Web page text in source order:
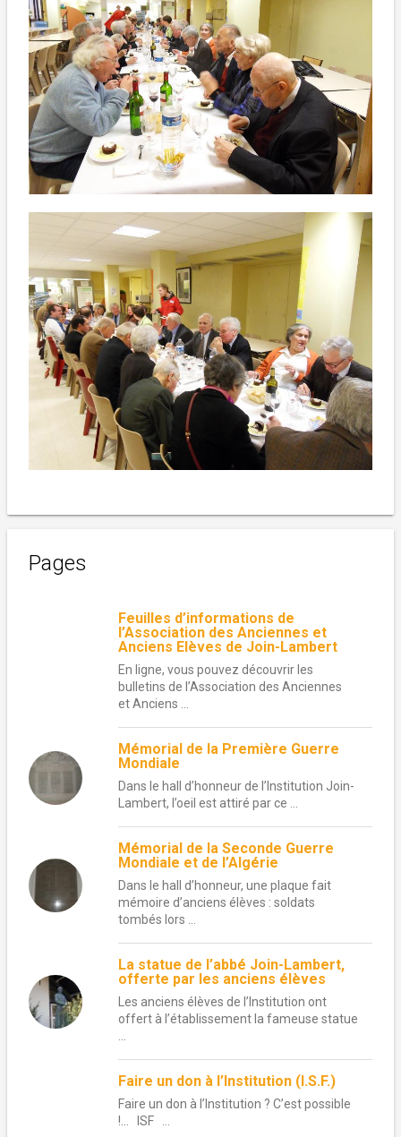
Pages
Feuilles d’informations de
l’Association des Anciennes et
Anciens Elèves de Join-Lambert
En ligne, vous pouvez découvrir les
bulletins de l’Association des Anciennes
et Anciens ...
Mémorial de la Première Guerre
Mondiale
Dans le hall d’honneur de l’Institution Join-
Lambert, l’oeil est attiré par ce ...
Mémorial de la Seconde Guerre
Mondiale et de l’Algérie
Dans le hall d’honneur, une plaque fait
mémoire d’anciens élèves : soldats
tombés lors ...
La statue de l’abbé Join-Lambert,
offerte par les anciens élèves
Les anciens élèves de l’Institution ont
offert à l’établissement la fameuse statue
Faire un don à l’Institution (I.S.F.)
Faire un don à l’Institution ? C’est possible
!… ISF ...